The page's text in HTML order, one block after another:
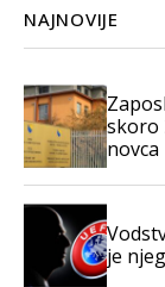
NAJNOVIJE
skoro
novca
je